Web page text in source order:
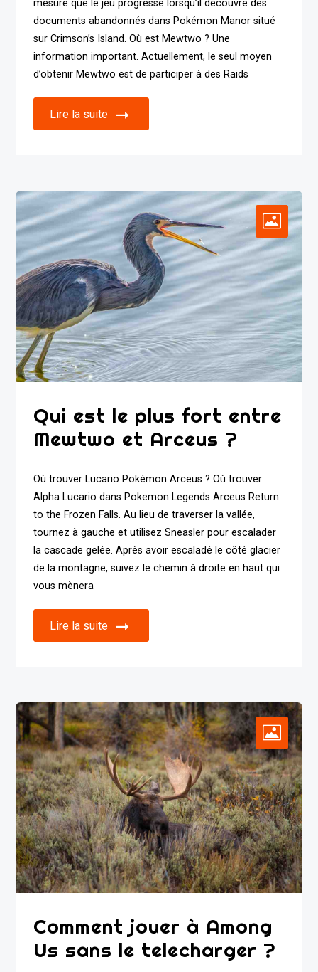
mesure que le jeu progresse lorsqu’il découvre des
documents abandonnés dans Pokémon Manor situé
sur Crimson’s Island. Où est Mewtwo ? Une
information important. Actuellement, le seul moyen
d’obtenir Mewtwo est de participer à des Raids
Lire la suite
Qui est le plus fort entre
Mewtwo et Arceus ?
Où trouver Lucario Pokémon Arceus ? Où trouver
Alpha Lucario dans Pokemon Legends Arceus Return
to the Frozen Falls. Au lieu de traverser la vallée,
tournez à gauche et utilisez Sneasler pour escalader
la cascade gelée. Après avoir escaladé le côté glacier
de la montagne, suivez le chemin à droite en haut qui
vous mènera
Lire la suite
Comment jouer à Among
Us sans le telecharger ?